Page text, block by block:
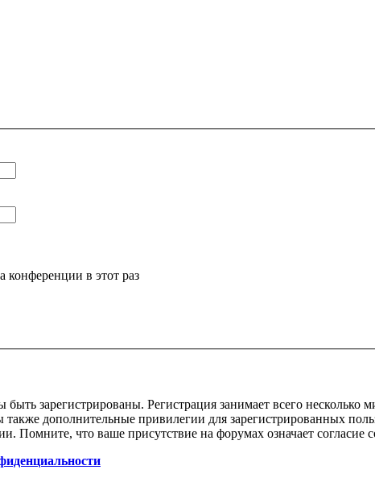
в этот раз
зарегистрированы. Регистрация занимает всего
дополнительные привилегии для зарегистрированных
Помните, что ваше присутствие на форумах означает согласие